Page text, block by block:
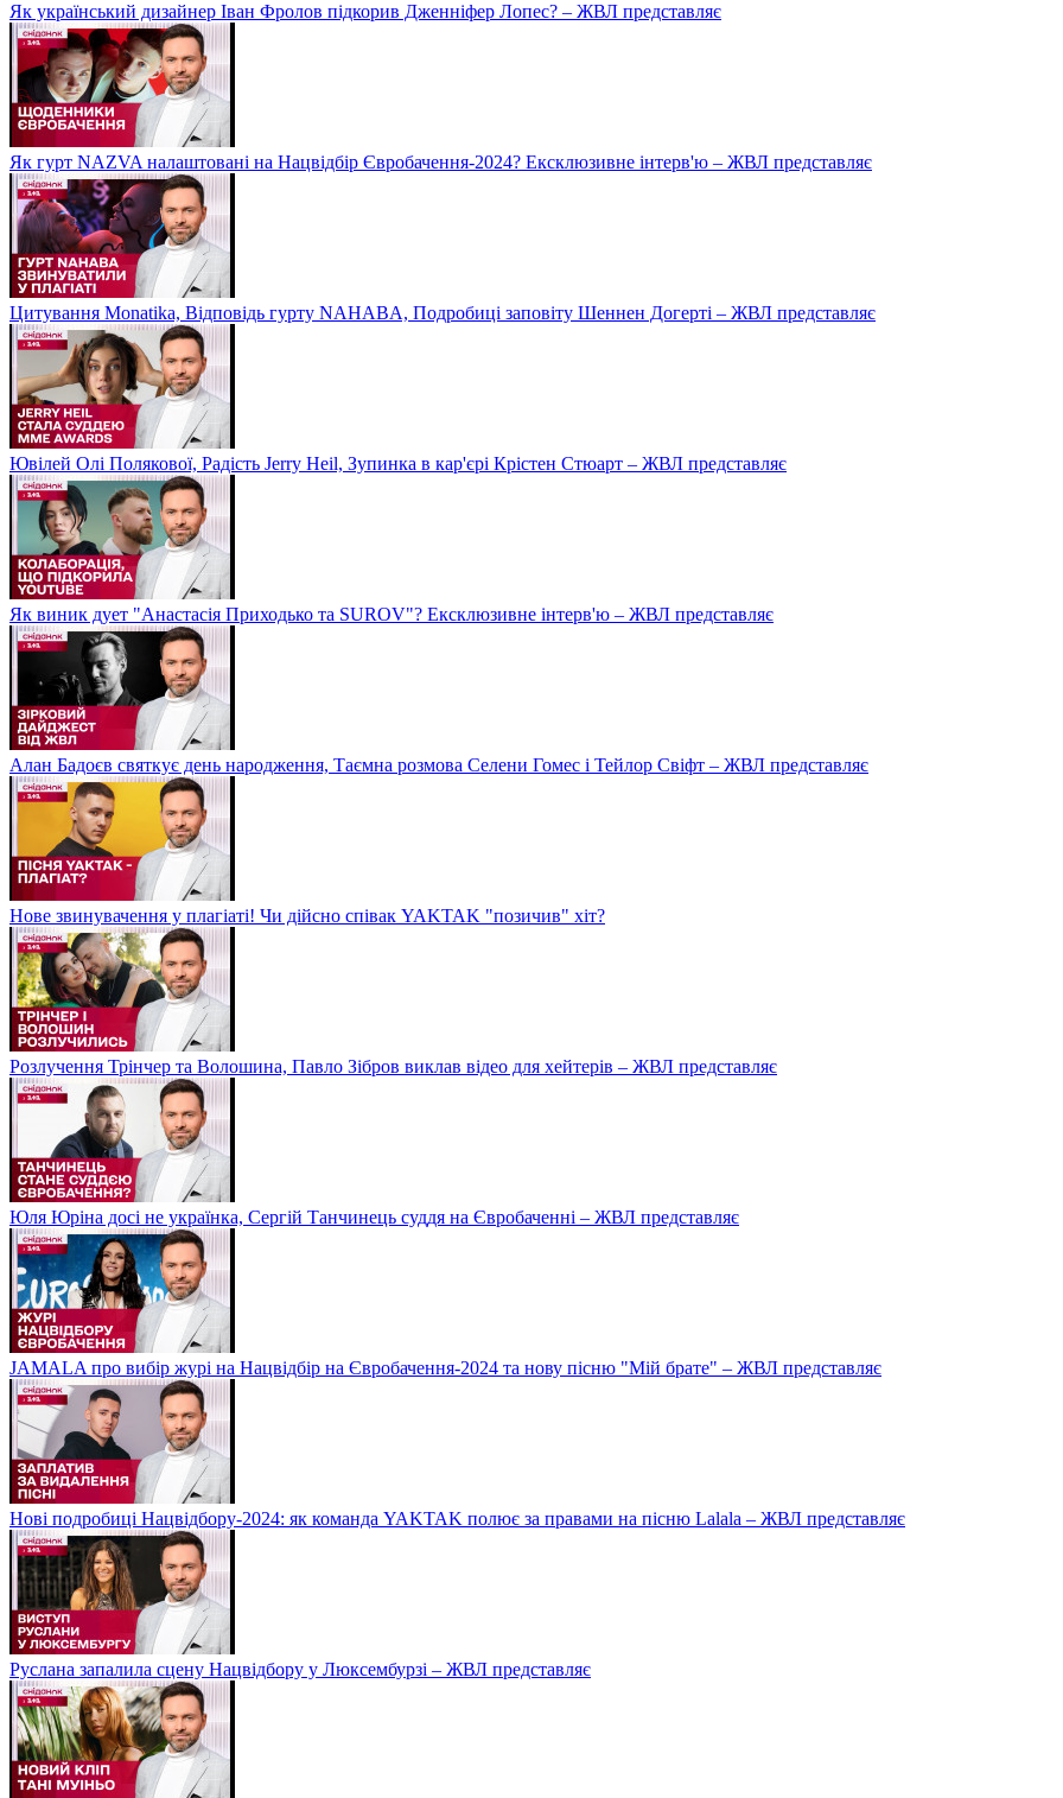
Як український дизайнер Іван Фролов підкорив Дженніфер Лопес? – ЖВЛ представляє
Як гурт NAZVA налаштовані на Нацвідбір Євробачення-2024? Ексклюзивне інтерв'ю – ЖВЛ представляє
Цитування Monatikа, Відповідь гурту NAHABA, Подробиці заповіту Шеннен Догерті – ЖВЛ представляє
Ювілей Олі Полякової, Радість Jerry Heil, Зупинка в кар'єрі Крістен Стюарт – ЖВЛ представляє
Як виник дует "Анастасія Приходько та SUROV"? Ексклюзивне інтерв'ю – ЖВЛ представляє
Алан Бадоєв святкує день народження, Таємна розмова Селени Гомес і Тейлор Свіфт – ЖВЛ представляє
Нове звинувачення у плагіаті! Чи дійсно співак YAKTAK "позичив" хіт?
Розлучення Трінчер та Волошина, Павло Зібров виклав відео для хейтерів – ЖВЛ представляє
Юля Юріна досі не українка, Сергій Танчинець суддя на Євробаченні – ЖВЛ представляє
JAMALA про вибір журі на Нацвідбір на Євробачення-2024 та нову пісню "Мій брате" – ЖВЛ представляє
Нові подробиці Нацвідбору-2024: як команда YAKTAK полює за правами на пісню Lalala – ЖВЛ представляє
Руслана запалила сцену Нацвідбору у Люксембурзі – ЖВЛ представляє